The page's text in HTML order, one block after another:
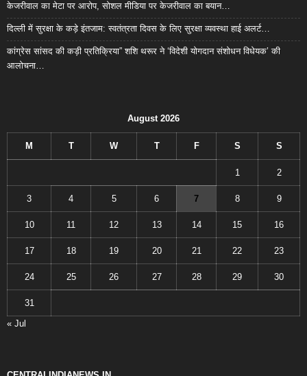
केजरीवाल का मेटा पर आरोप, सोशल मीडिया पर केजरीवाल का बयान…
दिल्ली में सुरक्षा के कड़े इंतजाम: स्वतंत्रता दिवस के लिए सुरक्षा व्यवस्था हाई अलर्ट…
कांग्रेस सांसद की कड़ी प्रतिक्रिया” शशि थरूर ने ‘विदेशी योगदान संशोधन विधेयक’ की
आलोचना…
August 2026
M T W T F S S
1 2
3 4 5 6 7 8 9
10 11 12 13 14 15 16
17 18 19 20 21 22 23
24 25 26 27 28 29 30
31
« Jul